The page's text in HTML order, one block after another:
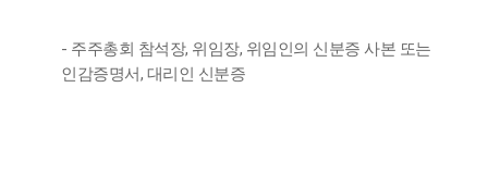
- 주주총회 참석장, 위임장, 위임인의 신분증 사본 또는
인감증명서, 대리인 신분증